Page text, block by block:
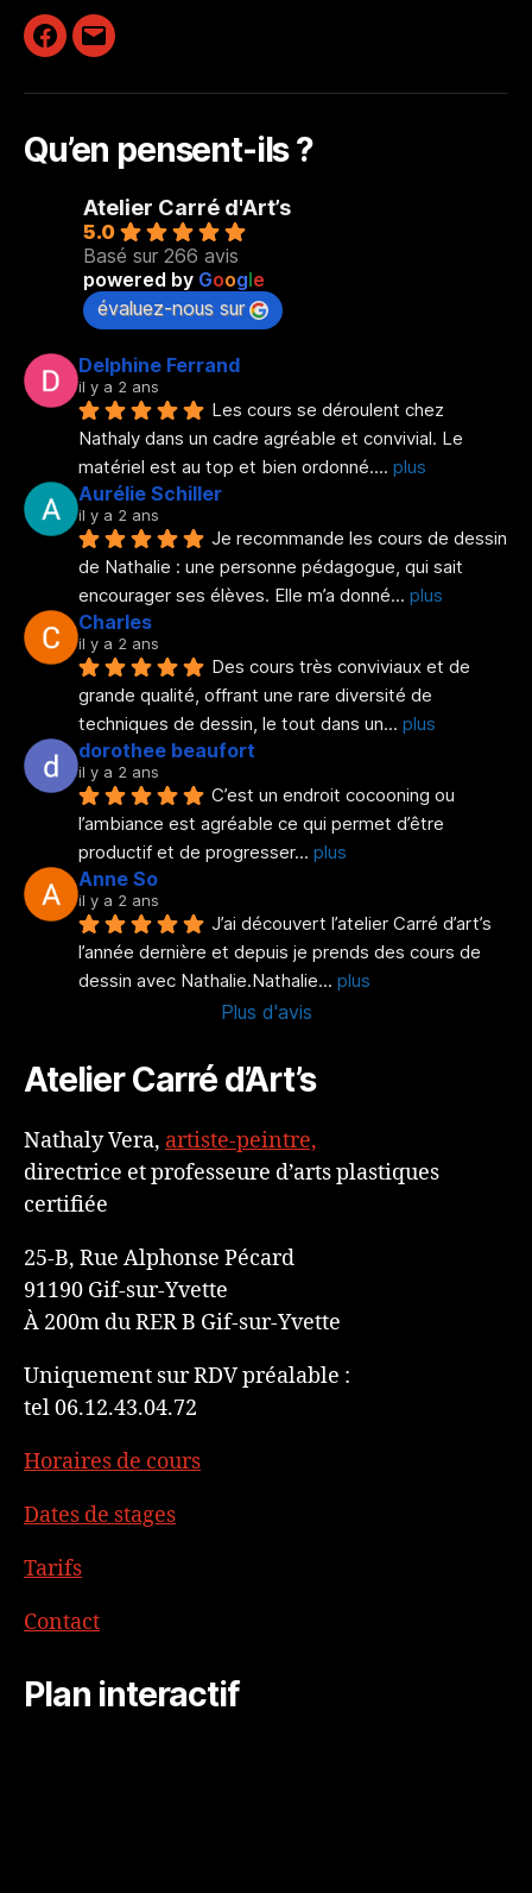
Facebook
E-
Qu’en pensent-ils ?
Atelier Carré d'Art’s
5.0
Basé sur 266 avis
powered by Google
évaluez-nous sur
Delphine Ferrand
il y a 2 ans
Les cours se déroulent chez
Nathaly dans un cadre agréable et convivial. Le
matériel est au top et bien ordonné.... plus
Aurélie Schiller
il y a 2 ans
Je recommande les cours de dessin
de Nathalie : une personne pédagogue, qui sait
encourager ses élèves. Elle m’a donné... plus
Charles
il y a 2 ans
Des cours très conviviaux et de
grande qualité, offrant une rare diversité de
techniques de dessin, le tout dans un... plus
dorothee beaufort
il y a 2 ans
C’est un endroit cocooning ou
l’ambiance est agréable ce qui permet d’être
productif et de progresser... plus
Anne So
il y a 2 ans
J’ai découvert l’atelier Carré d’art’s
l’année dernière et depuis je prends des cours de
dessin avec Nathalie.Nathalie... plus
Plus d'avis
Atelier Carré d’Art’s
Nathaly Vera, artiste-peintre,
directrice et professeure d’arts plastiques
certifiée
25-B, Rue Alphonse Pécard
91190 Gif-sur-Yvette
À 200m du RER B Gif-sur-Yvette
Uniquement sur RDV préalable :
tel 06.12.43.04.72
Horaires de cours
Dates de stages
Tarifs
Contact
Plan interactif